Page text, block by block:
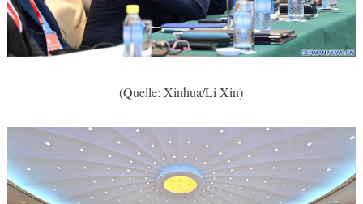
(Quelle: Xinhua/Li Xin)